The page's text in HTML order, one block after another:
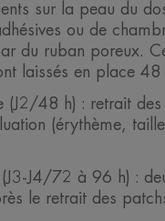
sur la peau du
ou de
du ruban poreux.
laissés en place 48
(J2/48 h) : retrait
(érythème,
(J3-J4/72 à 96 h) :
le retrait des